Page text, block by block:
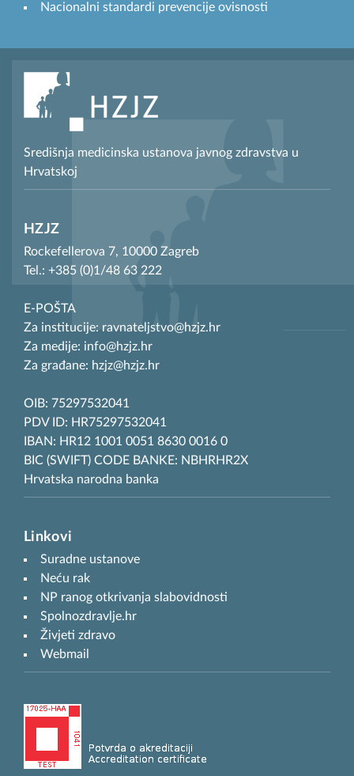
Nacionalni standardi prevencije ovisnosti
Središnja medicinska ustanova javnog zdravstva u
Hrvatskoj
HZJZ
Rockefellerova 7, 10000 Zagreb
Tel.: +385 (0)1/48 63 222
E-POŠTA
Za institucije: ravnateljstvo@hzjz.hr
Za medije: info@hzjz.hr
Za građane: hzjz@hzjz.hr
OIB: 75297532041
PDV ID: HR75297532041
IBAN: HR12 1001 0051 8630 0016 0
BIC (SWIFT) CODE BANKE: NBHRHR2X
Hrvatska narodna banka
Linkovi
Suradne ustanove
Neću rak
NP ranog otkrivanja slabovidnosti
Spolnozdravlje.hr
Živjeti zdravo
Webmail